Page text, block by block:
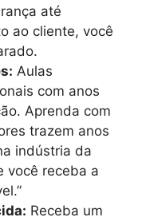
até
ao cliente, você
Aulas
com anos
Aprenda com
trazem anos
indústria da
você receba a
Receba um